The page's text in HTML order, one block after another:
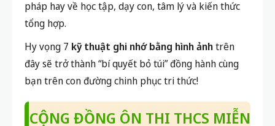
đây sẽ trở thành “bí quyết bỏ túi” đồng hành cùng
bạn trên con đường chinh phục tri thức!
CỘNG ĐỒNG ÔN THI THCS MIỄN
PHÍ